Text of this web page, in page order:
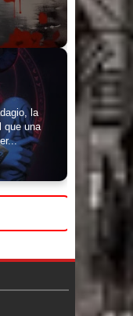
la
que una